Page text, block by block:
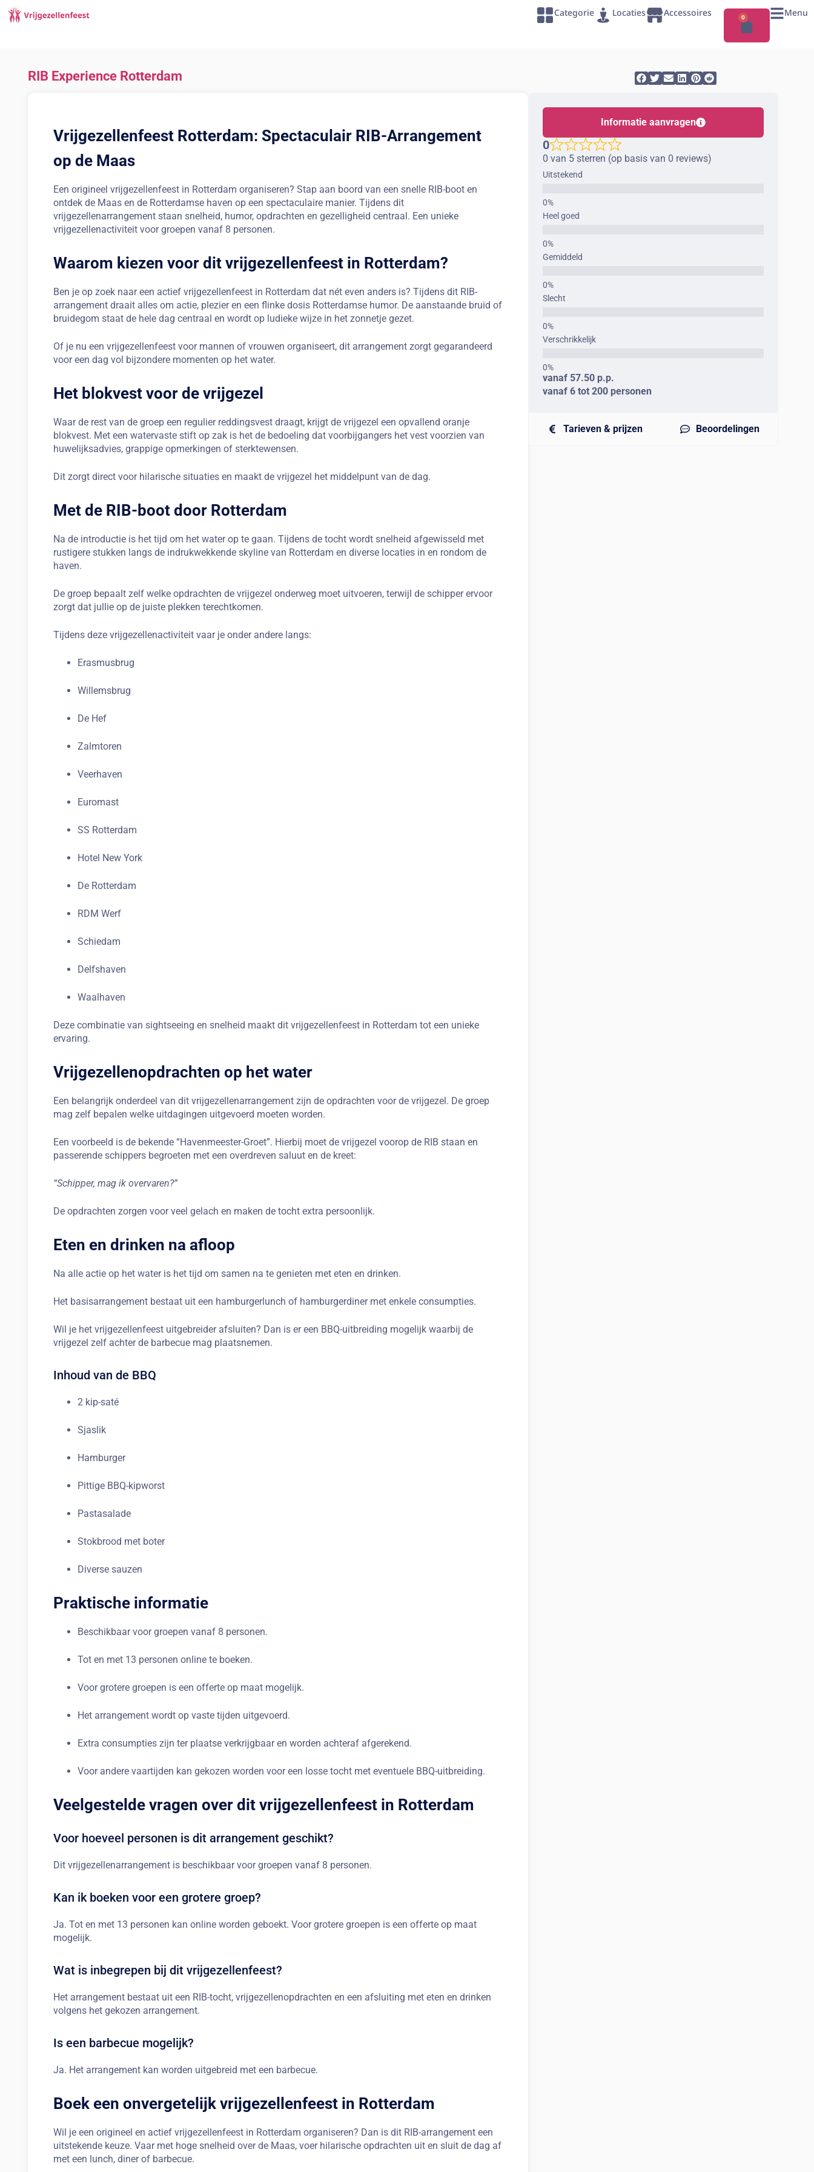
Categorie Locaties Accessoires 0 Menu
RIB Experience Rotterdam
Vrijgezellenfeest Rotterdam: Spectaculair RIB-Arrangement
op de Maas
Een origineel vrijgezellenfeest in Rotterdam organiseren? Stap aan boord van een snelle RIB-boot en
ontdek de Maas en de Rotterdamse haven op een spectaculaire manier. Tijdens dit
vrijgezellenarrangement staan snelheid, humor, opdrachten en gezelligheid centraal. Een unieke
vrijgezellenactiviteit voor groepen vanaf 8 personen.
Waarom kiezen voor dit vrijgezellenfeest in Rotterdam?
Ben je op zoek naar een actief vrijgezellenfeest in Rotterdam dat nét even anders is? Tijdens dit RIB-
arrangement draait alles om actie, plezier en een flinke dosis Rotterdamse humor. De aanstaande bruid of
bruidegom staat de hele dag centraal en wordt op ludieke wijze in het zonnetje gezet.
Of je nu een vrijgezellenfeest voor mannen of vrouwen organiseert, dit arrangement zorgt gegarandeerd
voor een dag vol bijzondere momenten op het water.
Het blokvest voor de vrijgezel
Waar de rest van de groep een regulier reddingsvest draagt, krijgt de vrijgezel een opvallend oranje
blokvest. Met een watervaste stift op zak is het de bedoeling dat voorbijgangers het vest voorzien van
huwelijksadvies, grappige opmerkingen of sterktewensen.
Dit zorgt direct voor hilarische situaties en maakt de vrijgezel het middelpunt van de dag.
Met de RIB-boot door Rotterdam
Na de introductie is het tijd om het water op te gaan. Tijdens de tocht wordt snelheid afgewisseld met
rustigere stukken langs de indrukwekkende skyline van Rotterdam en diverse locaties in en rondom de
haven.
De groep bepaalt zelf welke opdrachten de vrijgezel onderweg moet uitvoeren, terwijl de schipper ervoor
zorgt dat jullie op de juiste plekken terechtkomen.
Tijdens deze vrijgezellenactiviteit vaar je onder andere langs:
Erasmusbrug
Willemsbrug
De Hef
Zalmtoren
Veerhaven
Euromast
SS Rotterdam
Hotel New York
De Rotterdam
RDM Werf
Schiedam
Delfshaven
Waalhaven
Deze combinatie van sightseeing en snelheid maakt dit vrijgezellenfeest in Rotterdam tot een unieke
ervaring.
Vrijgezellenopdrachten op het water
Een belangrijk onderdeel van dit vrijgezellenarrangement zijn de opdrachten voor de vrijgezel. De groep
mag zelf bepalen welke uitdagingen uitgevoerd moeten worden.
Een voorbeeld is de bekende “Havenmeester-Groet”. Hierbij moet de vrijgezel voorop de RIB staan en
passerende schippers begroeten met een overdreven saluut en de kreet:
“Schipper, mag ik overvaren?”
De opdrachten zorgen voor veel gelach en maken de tocht extra persoonlijk.
Eten en drinken na afloop
Na alle actie op het water is het tijd om samen na te genieten met eten en drinken.
Het basisarrangement bestaat uit een hamburgerlunch of hamburgerdiner met enkele consumpties.
Wil je het vrijgezellenfeest uitgebreider afsluiten? Dan is er een BBQ-uitbreiding mogelijk waarbij de
vrijgezel zelf achter de barbecue mag plaatsnemen.
Inhoud van de BBQ
2 kip-saté
Sjaslik
Hamburger
Pittige BBQ-kipworst
Pastasalade
Stokbrood met boter
Diverse sauzen
Praktische informatie
Beschikbaar voor groepen vanaf 8 personen.
Tot en met 13 personen online te boeken.
Voor grotere groepen is een offerte op maat mogelijk.
Het arrangement wordt op vaste tijden uitgevoerd.
Extra consumpties zijn ter plaatse verkrijgbaar en worden achteraf afgerekend.
Voor andere vaartijden kan gekozen worden voor een losse tocht met eventuele BBQ-uitbreiding.
Veelgestelde vragen over dit vrijgezellenfeest in Rotterdam
Voor hoeveel personen is dit arrangement geschikt?
Dit vrijgezellenarrangement is beschikbaar voor groepen vanaf 8 personen.
Kan ik boeken voor een grotere groep?
Ja. Tot en met 13 personen kan online worden geboekt. Voor grotere groepen is een offerte op maat
mogelijk.
Wat is inbegrepen bij dit vrijgezellenfeest?
Het arrangement bestaat uit een RIB-tocht, vrijgezellenopdrachten en een afsluiting met eten en drinken
volgens het gekozen arrangement.
Is een barbecue mogelijk?
Ja. Het arrangement kan worden uitgebreid met een barbecue.
Boek een onvergetelijk vrijgezellenfeest in Rotterdam
Wil je een origineel en actief vrijgezellenfeest in Rotterdam organiseren? Dan is dit RIB-arrangement een
uitstekende keuze. Vaar met hoge snelheid over de Maas, voer hilarische opdrachten uit en sluit de dag af
met een lunch, diner of barbecue.
Informatie aanvragen
0
0 van 5 sterren (op basis van 0 reviews)
Uitstekend
Heel goed
Gemiddeld
Slecht
Verschrikkelijk
vanaf 57.50 p.p.
vanaf 6 tot 200 personen
Tarieven & prijzen Beoordelingen